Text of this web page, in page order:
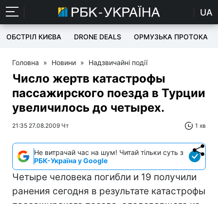
UA
ОБСТРІЛ КИЄВА DRONE DEALS ОРМУЗЬКА ПРОТОКА
Головна » Новини » Надзвичайні події
Число жертв катастрофы
пассажирского поезда в Турции
увеличилось до четырех.
21:35 27.08.2009 Чт 1 хв
Не витрачай час на шум! Читай тільки суть з
РБК-Україна у Google
Четыре человека погибли и 19 получили
ранения сегодня в результате катастрофы